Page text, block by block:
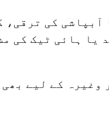
کی
ہائی ٹیک کی
کے لیے